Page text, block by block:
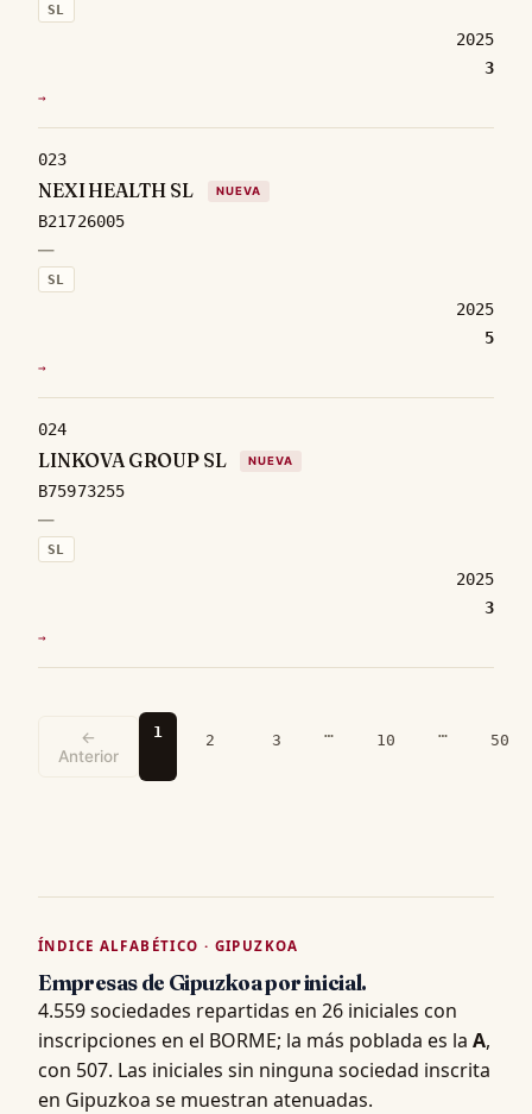
SL
2025
3
→
023
NEXI HEALTH SL NUEVA
B21726005
—
SL
2025
5
→
024
LINKOVA GROUP SL NUEVA
B75973255
—
SL
2025
3
→
←
Anterior
1 2 3 … 10 … 50
ÍNDICE ALFABÉTICO · GIPUZKOA
Empresas de Gipuzkoa por inicial.
4.559 sociedades repartidas en 26 iniciales con
inscripciones en el BORME; la más poblada es la A,
con 507. Las iniciales sin ninguna sociedad inscrita
en Gipuzkoa se muestran atenuadas.